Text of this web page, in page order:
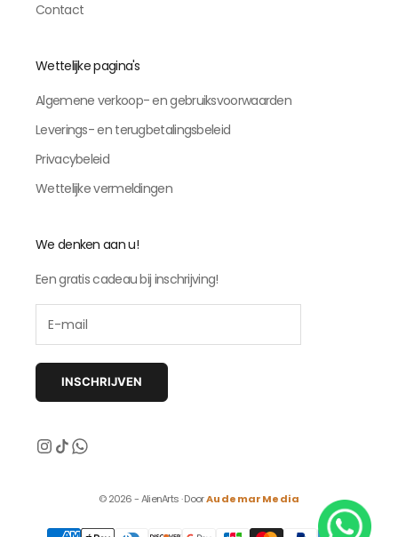
Contact
Wettelijke pagina's
Algemene verkoop- en gebruiksvoorwaarden
Leverings- en terugbetalingsbeleid
Privacybeleid
Wettelijke vermeldingen
We denken aan u!
Een gratis cadeau bij inschrijving!
INSCHRIJVEN
© 2026 - AlienArts · DoorAudemarMedia